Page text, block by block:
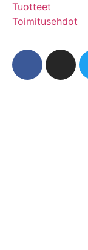
Tuotteet
Toimitusehdot